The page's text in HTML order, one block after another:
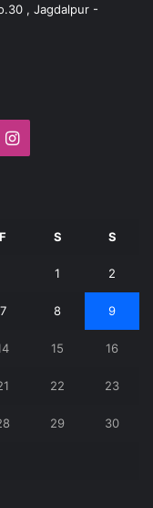
, Jagdalpur -
Instagram
F S S
1 2
7 8 9
15 16
22 23
29 30